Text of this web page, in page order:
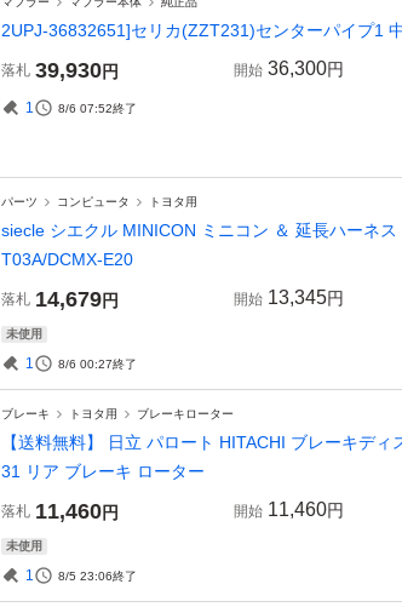
2UPJ-36832651]セリカ(ZZT231)センターパイプ1
落札 39,930円 開始 36,300円
1 8/6 07:52終了
パーツ コンピュータ トヨタ用
siecle シエクル MINICON ミニコン ＆ 延長ハーネ
T03A/DCMX-E20
落札 14,679円 開始 13,345円
未使用
1 8/6 00:27終了
ブレーキ トヨタ用 ブレーキローター
【送料無料】 日立 パロート HITACHI ブレーキデ
31 リア ブレーキ ローター
落札 11,460円 開始 11,460円
未使用
1 8/5 23:06終了